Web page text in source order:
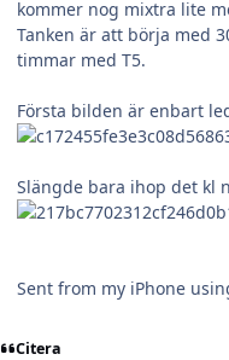
kommer nog mixtra lite
Tanken är att börja med
timmar med T5.
Första bilden är enbart
Slängde bara ihop det kl
Sent from my iPhone
Citera